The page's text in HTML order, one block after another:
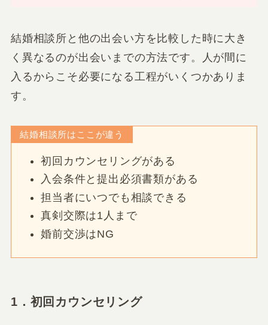
結婚相談所と他の出会い方を比較した時に大き
く異なるのが出会いまでの方法です。人が間に
入るからこそ必要になる工程がいくつかありま
す。
結婚相談所はここが違う
初回カウンセリングがある
入会条件と提出必須書類がある
担当者にいつでも相談できる
真剣交際は1人まで
婚前交渉はNG
1．初回カウンセリング